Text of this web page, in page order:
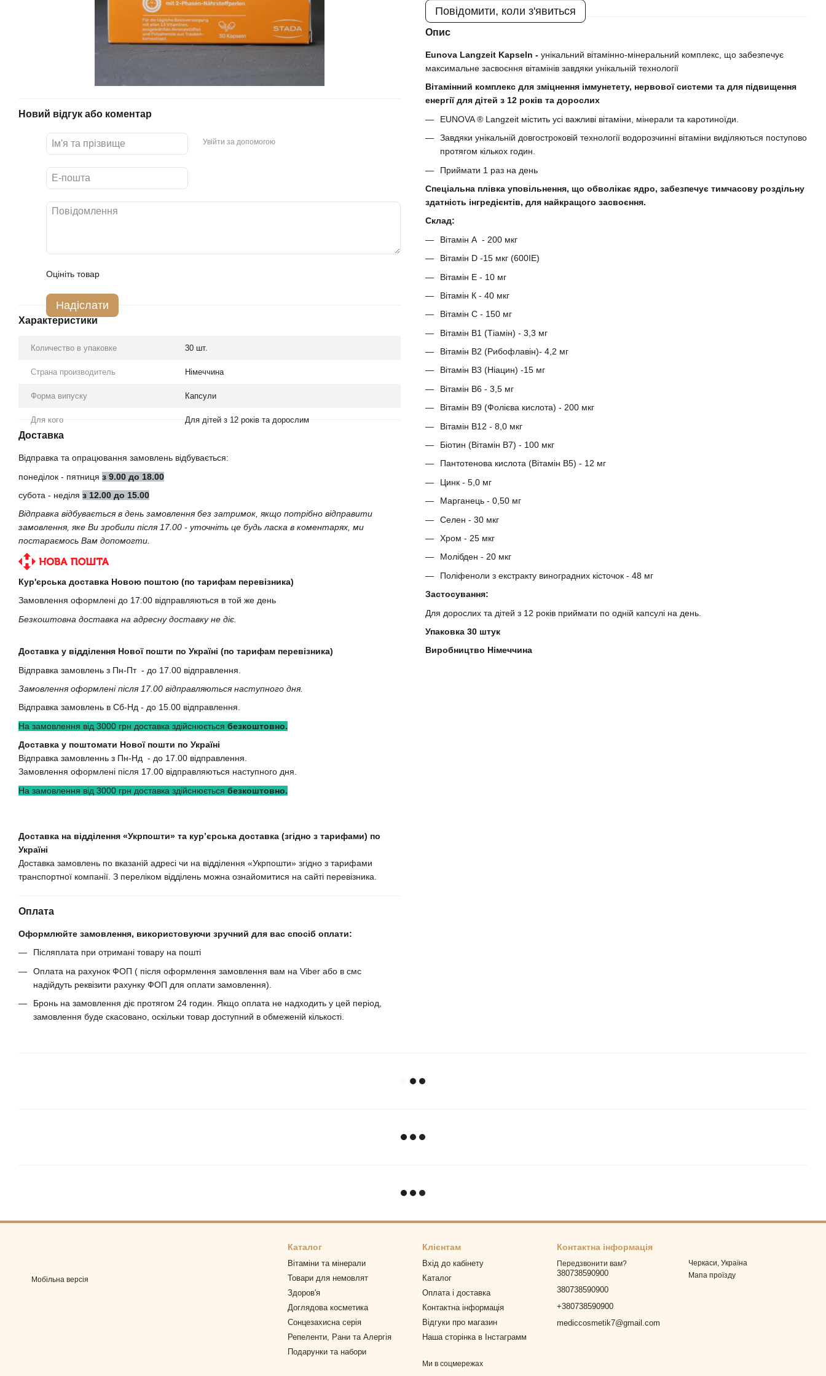
Новий відгук або коментар
Увійти за допомогою
Оцініть товар
Надіслати
Характеристики
Количество в упаковке 30 шт.
Страна производитель Німеччина
Форма випуску Капсули
Для кого Для дітей з 12 років та дорослим
Доставка
Відправка та опрацювання замовлень відбувається:
понеділок - пятниця з 9.00 до 18.00
субота - неділя з 12.00 до 15.00
Відправка відбувається в день замовлення без затримок, якщо потрібно відправити
замовлення, яке Ви зробили після 17.00 - уточніть це будь ласка в коментарях, ми
постараємось Вам допомогти.
Кур'єрська доставка Новою поштою (по тарифам перевізника)
Замовлення оформлені до 17:00 відправляються в той же день
Безкоштовна доставка на адресну доставку не діє.
Доставка у відділення Нової пошти по Україні (по тарифам перевізника)
Відправка замовлень з Пн-Пт - до 17.00 відправлення.
Замовлення оформлені після 17.00 відправляються наступного дня.
Відправка замовлень в Сб-Нд - до 15.00 відправлення.
На замовлення від 3000 грн доставка здійснюється безкоштовно.
Доставка у поштомати Нової пошти по Україні
Відправка замовленнь з Пн-Нд - до 17.00 відправлення.
Замовлення оформлені після 17.00 відправляються наступного дня.
На замовлення від 3000 грн доставка здійснюється безкоштовно.
Доставка на відділення «Укрпошти» та кур’єрська доставка (згідно з тарифами) по
Україні
Доставка замовлень по вказаній адресі чи на відділення «Укрпошти» згідно з тарифами
транспортної компанії. З переліком відділень можна ознайомитися на сайті перевізника.
Оплата
Оформлюйте замовлення, використовуючи зручний для вас спосіб оплати:
Післяплата при отримані товару на пошті
Оплата на рахунок ФОП ( після оформлення замовлення вам на Viber або в смс
надійдуть реквізити рахунку ФОП для оплати замовлення).
Бронь на замовлення діє протягом 24 годин. Якщо оплата не надходить у цей період,
замовлення буде скасовано, оскільки товар доступний в обмеженій кількості.
Повідомити, коли з'явиться
Опис
Eunova Langzeit Kapseln - унікальний вітамінно-мінеральний комплекс, що забезпечує
максимальне засвоєння вітамінів завдяки унікальній технології
Вітамінний комплекс для зміцнення іммунетету, нервової системи та для підвищення
енергії для дітей з 12 років та дорослих
EUNOVA ® Langzeit містить усі важливі вітаміни, мінерали та каротиноїди.
Завдяки унікальній довгостроковій технології водорозчинні вітаміни виділяються поступово
протягом кількох годин.
Приймати 1 раз на день
Спеціальна плівка уповільнення, що обволікає ядро, забезпечує тимчасову роздільну
здатність інгредієнтів, для найкращого засвоєння.
Склад:
Вітамін А - 200 мкг
Вітамін D -15 мкг (600IE)
Вітамін Е - 10 мг
Вітамін К - 40 мкг
Вітамін С - 150 мг
Вітамін В1 (Тіамін) - 3,3 мг
Вітамін В2 (Рибофлавін)- 4,2 мг
Вітамін В3 (Ніацин) -15 мг
Вітамін B6 - 3,5 мг
Вітамін В9 (Фолієва кислота) - 200 мкг
Вітамін B12 - 8,0 мкг
Біотин (Вітамін В7) - 100 мкг
Пантотенова кислота (Вітамін В5) - 12 мг
Цинк - 5,0 мг
Марганець - 0,50 мг
Селен - 30 мкг
Хром - 25 мкг
Молібден - 20 мкг
Поліфеноли з екстракту виноградних кісточок - 48 мг
Застосування:
Для дорослих та дітей з 12 років приймати по одній капсулі на день.
Упаковка 30 штук
Виробництво Німеччина
Мобільна версія
Каталог
Вітаміни та мінерали
Товари для немовлят
Здоров'я
Доглядова косметика
Сонцезахисна серія
Репеленти, Рани та Алергія
Подарунки та набори
Клієнтам
Вхід до кабінету
Каталог
Оплата і доставка
Контактна інформація
Відгуки про магазин
Наша сторінка в Інстаграмм
Ми в соцмережах
Контактна інформація
Передзвонити вам?
380738590900
380738590900
+380738590900
mediccosmetik7@gmail.com
Черкаси, Україна
Мапа проїзду